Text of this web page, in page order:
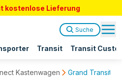
kostenlose Lieferung
Transit Transit
Suche
Kastenwagen Grand Transit